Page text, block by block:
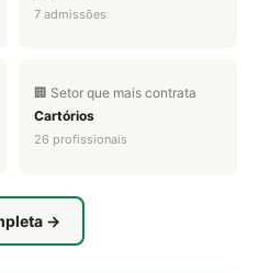
7 admissões
🏢 Setor que mais contrata
Cartórios
26 profissionais
→